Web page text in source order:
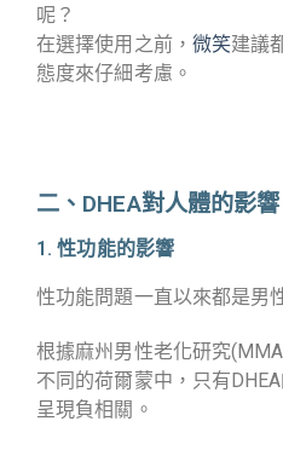
呢？
在選擇使用之前， 微笑建議
態度來仔細考慮。
二、DHEA對人體的影響
1. 性功能的影響
性功能問題一直以來都是男
根據麻州男性老化研究
不同的荷爾蒙中，只有
呈現負相關。